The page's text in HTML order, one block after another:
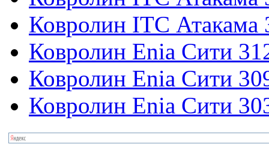
Ковролин ITC Атакама
Ковролин Enia Сити
Ковролин Enia Сити
Ковролин Enia Сити